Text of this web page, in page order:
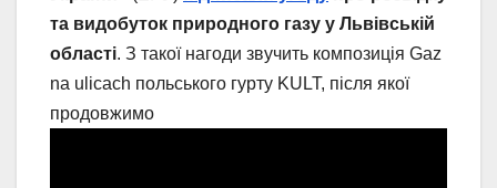
та видобуток природного газу у Львівській
області. З такої нагоди звучить композиція Gaz
na ulicach польського гурту KULT, після якої
продовжимо